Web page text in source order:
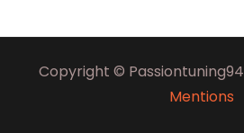
Copyright ©
Mentions